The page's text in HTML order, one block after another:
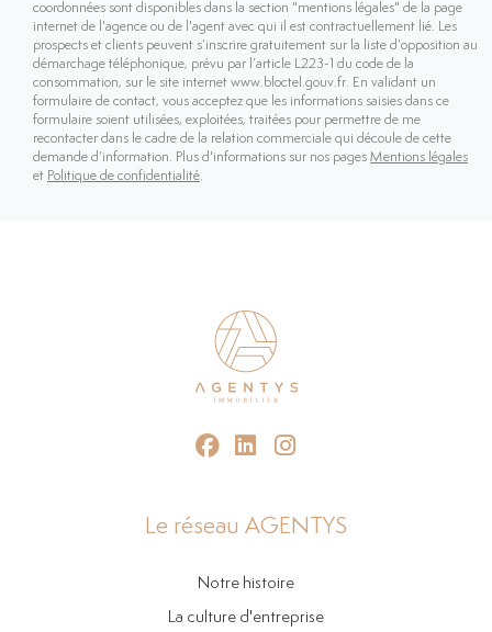
coordonnées sont disponibles dans la section "mentions légales" de la page
internet de l'agence ou de l'agent avec qui il est contractuellement lié. Les
prospects et clients peuvent s’inscrire gratuitement sur la liste d’opposition au
démarchage téléphonique, prévu par l’article L223-1 du code de la
consommation, sur le site internet www.bloctel.gouv.fr. En validant un
formulaire de contact, vous acceptez que les informations saisies dans ce
formulaire soient utilisées, exploitées, traitées pour permettre de me
recontacter dans le cadre de la relation commerciale qui découle de cette
demande d’information. Plus d'informations sur nos pages Mentions légales
et Politique de confidentialité.
Le réseau AGENTYS
Notre histoire
La culture d'entreprise